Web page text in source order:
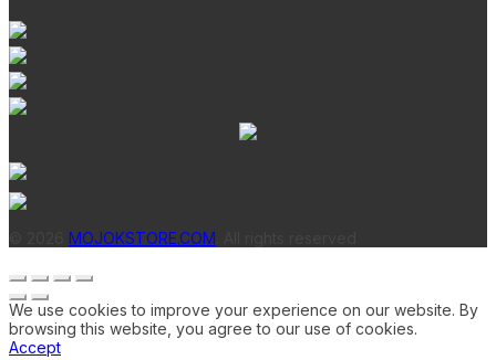
MOJOKSTORE.COM
We use cookies to improve your experience on our website. By
browsing this website, you agree to our use of cookies.
Accept